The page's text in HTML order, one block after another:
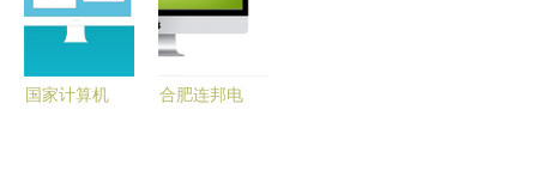
联
国家计算机
合肥连邦电